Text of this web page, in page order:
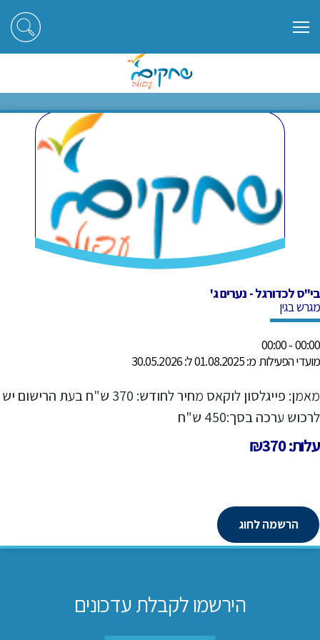
בי"ס לכדורגל - נערים ג'
בי"ס לכדורגל - נערים ג'
מגרש בגין
00:00 - 00:00
מועדי הפעילות מ: 01.08.2025 ל: 30.05.2026
מאמן: פייגלסון לוקאס מחיר לחודש: 370 ש"ח בעת הרישום יש
לרכוש ערכה בסך:450 ש"ח
עלות: ₪370
הרשמה לחוג
הירשמו לקבלת עדכונים